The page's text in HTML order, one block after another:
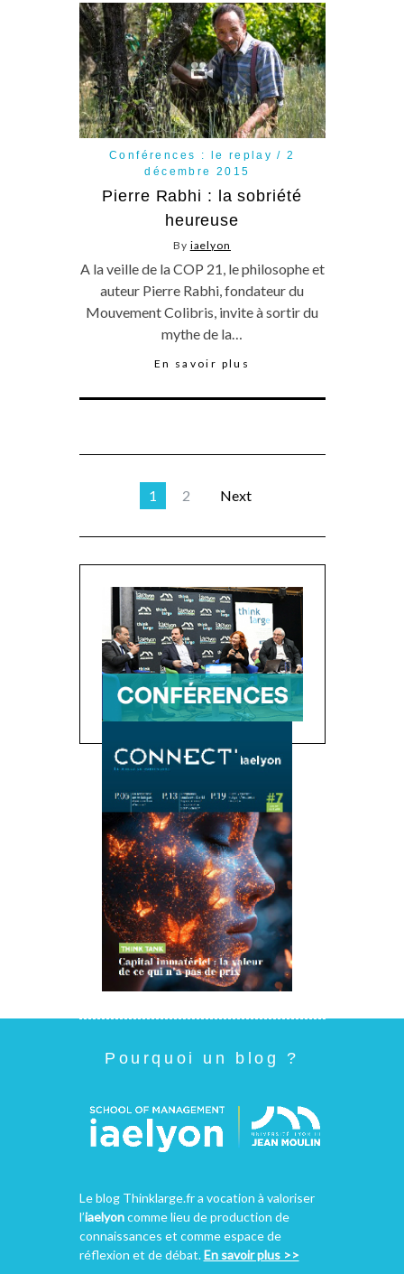
Conférences : le replay
2
décembre 2015
Pierre Rabhi : la sobriété
heureuse
By iaelyon
A la veille de la COP 21, le philosophe et
auteur Pierre Rabhi, fondateur du
Mouvement Colibris, invite à sortir du
mythe de la…
En savoir plus
1 2 Next
Pourquoi un blog ?
Le blog Thinklarge.fr a vocation à valoriser
l’iaelyoncomme lieu de production de
connaissances et comme espace de
réflexion et de débat.En savoir plus >>